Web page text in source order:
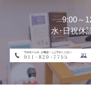
9:00～
水･日祝